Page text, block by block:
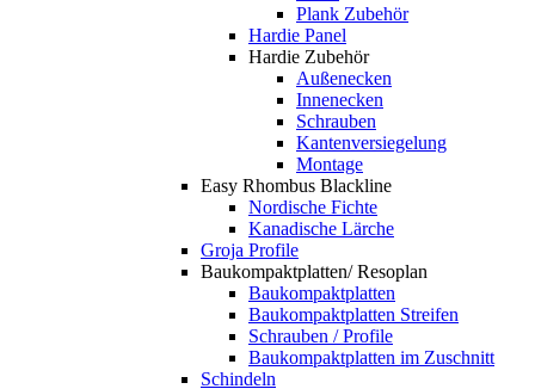
Plank Zubehör
Hardie Panel
Hardie Zubehör
Außenecken
Innenecken
Schrauben
Kantenversiegelung
Montage
Easy Rhombus Blackline
Nordische Fichte
Kanadische Lärche
Groja Profile
Baukompaktplatten/ Resoplan
Baukompaktplatten
Baukompaktplatten Streifen
Schrauben / Profile
Baukompaktplatten im Zuschnitt
Schindeln